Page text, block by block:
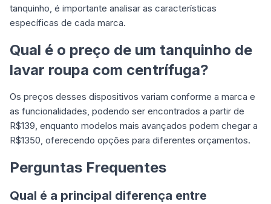
tanquinho, é importante analisar as características
específicas de cada marca.
Qual é o preço de um tanquinho de
lavar roupa com centrífuga?
Os preços desses dispositivos variam conforme a marca e
as funcionalidades, podendo ser encontrados a partir de
R$139, enquanto modelos mais avançados podem chegar a
R$1350, oferecendo opções para diferentes orçamentos.
Perguntas Frequentes
Qual é a principal diferença entre